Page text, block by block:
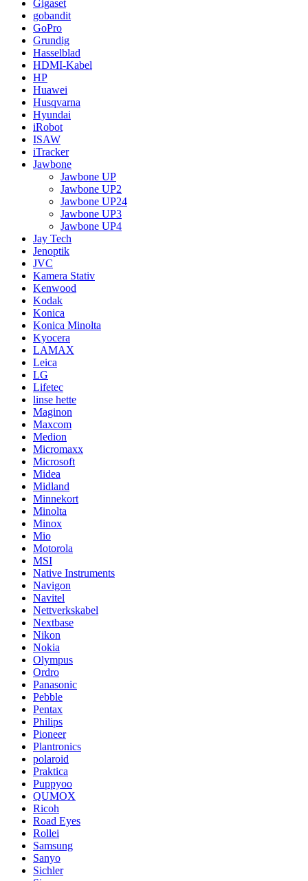
Gigaset
gobandit
GoPro
Grundig
Hasselblad
HDMI-Kabel
HP
Huawei
Husqvarna
Hyundai
iRobot
ISAW
iTracker
Jawbone
Jawbone UP
Jawbone UP2
Jawbone UP24
Jawbone UP3
Jawbone UP4
Jay Tech
Jenoptik
JVC
Kamera Stativ
Kenwood
Kodak
Konica
Konica Minolta
Kyocera
LAMAX
Leica
LG
Lifetec
linse hette
Maginon
Maxcom
Medion
Micromaxx
Microsoft
Midea
Midland
Minnekort
Minolta
Minox
Mio
Motorola
MSI
Native Instruments
Navigon
Navitel
Nettverkskabel
Nextbase
Nikon
Nokia
Olympus
Ordro
Panasonic
Pebble
Pentax
Philips
Pioneer
Plantronics
polaroid
Praktica
Puppyoo
QUMOX
Ricoh
Road Eyes
Rollei
Samsung
Sanyo
Sichler